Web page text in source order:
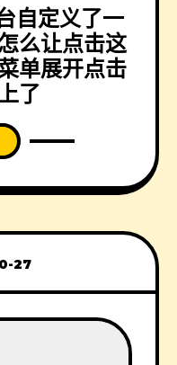
自定义了一
么让点击这
单展开点击
了
27